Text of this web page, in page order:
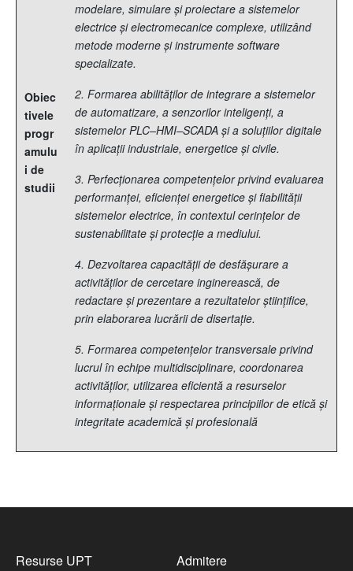
Obiec
tivele
progr
amulu
i de
studii
modelare, simulare și proiectare a sistemelor
electrice și electromecanice complexe, utilizând
metode moderne și instrumente software
specializate.
2. Formarea abilităților de integrare a sistemelor
de automatizare, a senzorilor inteligenți, a
sistemelor PLC–HMI–SCADA și a soluțiilor digitale
în aplicații industriale, energetice și civile.
3. Perfecționarea competențelor privind evaluarea
performanței, eficienței energetice și fiabilității
sistemelor electrice, în contextul cerințelor de
sustenabilitate și protecție a mediului.
4. Dezvoltarea capacității de desfășurare a
activităților de cercetare inginerească, de
redactare și prezentare a rezultatelor științifice,
prin elaborarea lucrării de disertație.
5. Formarea competențelor transversale privind
lucrul în echipe multidisciplinare, coordonarea
activităților, utilizarea eficientă a resurselor
informaționale și respectarea principiilor de etică și
integritate academică și profesională
Resurse UPT Admitere